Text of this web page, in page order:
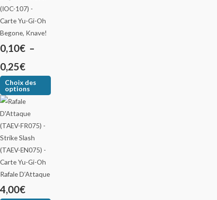
Begone, Knave!
0,10€ –
0,25€
Choix des
options
Rafale D’Attaque
4,00€